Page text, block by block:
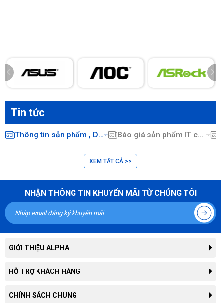
Tin tức
Thông tin sản phẩm , Dịch vụ CNTT ... Báo giá sản phẩm IT chính hãng
XEM TẤT CẢ >>
NHẬN THÔNG TIN KHUYẾN MÃI TỪ CHÚNG TÔI
GIỚI THIỆU ALPHA
Giới thiệu công ty
Thông tin tuyển dụng
HỖ TRỢ KHÁCH HÀNG
Tra cứu đơn hàng
CHÍNH SÁCH CHUNG